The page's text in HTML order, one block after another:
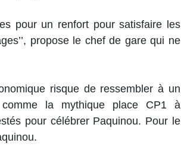
pour un renfort pour satisfaire les
propose le chef de gare qui ne
risque de ressembler à un
la mythique place CP1 à
pour célébrer Paquinou. Pour le